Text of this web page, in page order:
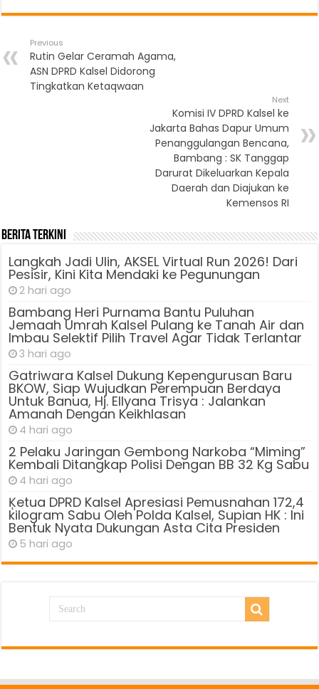
Previous
Rutin Gelar Ceramah Agama,
ASN DPRD Kalsel Didorong
Tingkatkan Ketaqwaan
Next
Komisi IV DPRD Kalsel ke
Jakarta Bahas Dapur Umum
Penanggulangan Bencana,
Bambang : SK Tanggap
Darurat Dikeluarkan Kepala
Daerah dan Diajukan ke
Kemensos RI
Berita Terkini
Langkah Jadi Ulin, AKSEL Virtual Run 2026! Dari
Pesisir, Kini Kita Mendaki ke Pegunungan
2 hari ago
Bambang Heri Purnama Bantu Puluhan
Jemaah Umrah Kalsel Pulang ke Tanah Air dan
Imbau Selektif Pilih Travel Agar Tidak Terlantar
3 hari ago
Gatriwara Kalsel Dukung Kepengurusan Baru
BKOW, Siap Wujudkan Perempuan Berdaya
Untuk Banua, Hj. Ellyana Trisya : Jalankan
Amanah Dengan Keikhlasan
4 hari ago
2 Pelaku Jaringan Gembong Narkoba “Miming”
Kembali Ditangkap Polisi Dengan BB 32 Kg Sabu
4 hari ago
Ķetua DPRD Kalsel Apresiasi Pemusnahan 172,4
kilogram Sabu Oleh Polda Kalsel, Supian HK : Ini
Bentuk Nyata Dukungan Asta Cita Presiden
5 hari ago